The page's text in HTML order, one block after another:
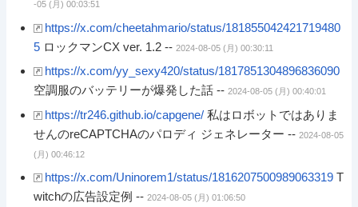
-05 (月) 00:03:51
https://x.com/cheetahmario/status/181855042421719480
5 ロックマンCX ver. 1.2 -- 2024-08-05 (月) 00:30:11
https://x.com/yy_sexy420/status/1817851304896836090
空調服のバッテリーが爆発した話 -- 2024-08-05 (月) 00:40:01
https://tr246.github.io/capgene/ 私はロボットではありま
せんのreCAPTCHAのパロディ ジェネレーター -- 2024-08-05
(月) 00:46:12
https://x.com/Uninorem1/status/1816207500989063319 T
witchの広告設定例 -- 2024-08-05 (月) 01:06:50